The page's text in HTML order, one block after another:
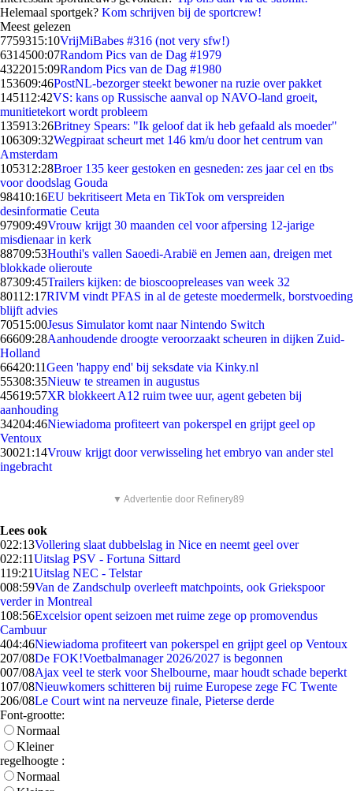
Helemaal sportgek? Kom schrijven bij de sportcrew!
Meest gelezen
7759315:10VrijMiBabes #316 (not very sfw!)
6314500:07Random Pics van de Dag #1979
4322015:09Random Pics van de Dag #1980
153609:46PostNL-bezorger steekt bewoner na ruzie over pakket
145112:42VS: kans op Russische aanval op NAVO-land groeit,
munitietekort wordt probleem
135913:26Britney Spears: "Ik geloof dat ik heb gefaald als moeder"
106309:32Wegpiraat scheurt met 146 km/u door het centrum van
Amsterdam
105312:28Broer 135 keer gestoken en gesneden: zes jaar cel en tbs
voor doodslag Gouda
98410:16EU bekritiseert Meta en TikTok om verspreiden
desinformatie Ceuta
97909:49Vrouw krijgt 30 maanden cel voor afpersing 12-jarige
misdienaar in kerk
88709:53Houthi's vallen Saoedi-Arabië en Jemen aan, dreigen met
blokkade olieroute
87309:45Trailers kijken: de bioscoopreleases van week 32
80112:17RIVM vindt PFAS in al de geteste moedermelk, borstvoeding
blijft advies
70515:00Jesus Simulator komt naar Nintendo Switch
66609:28Aanhoudende droogte veroorzaakt scheuren in dijken Zuid-
Holland
66420:11Geen 'happy end' bij seksdate via Kinky.nl
55308:35Nieuw te streamen in augustus
45619:57XR blokkeert A12 ruim twee uur, agent gebeten bij
aanhouding
34204:46Niewiadoma profiteert van pokerspel en grijpt geel op
Ventoux
30021:14Vrouw krijgt door verwisseling het embryo van ander stel
ingebracht
▼ Advertentie door Refinery89
Lees ook
022:13Vollering slaat dubbelslag in Nice en neemt geel over
022:11Uitslag PSV - Fortuna Sittard
119:21Uitslag NEC - Telstar
008:59Van de Zandschulp overleeft matchpoints, ook Griekspoor
verder in Montreal
108:56Excelsior opent seizoen met ruime zege op promovendus
Cambuur
404:46Niewiadoma profiteert van pokerspel en grijpt geel op Ventoux
207/08De FOK!Voetbalmanager 2026/2027 is begonnen
007/08Ajax veel te sterk voor Shelbourne, maar houdt schade beperkt
107/08Nieuwkomers schitteren bij ruime Europese zege FC Twente
206/08Le Court wint na nerveuze finale, Pieterse derde
Font-grootte:
Normaal
Kleiner
regelhoogte :
Normaal